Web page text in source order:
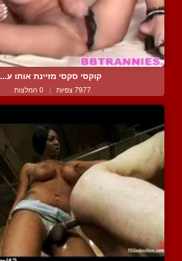
קוקסי סקסי מזיינת אותו ע...
7977 צפיות | 0 המלצות